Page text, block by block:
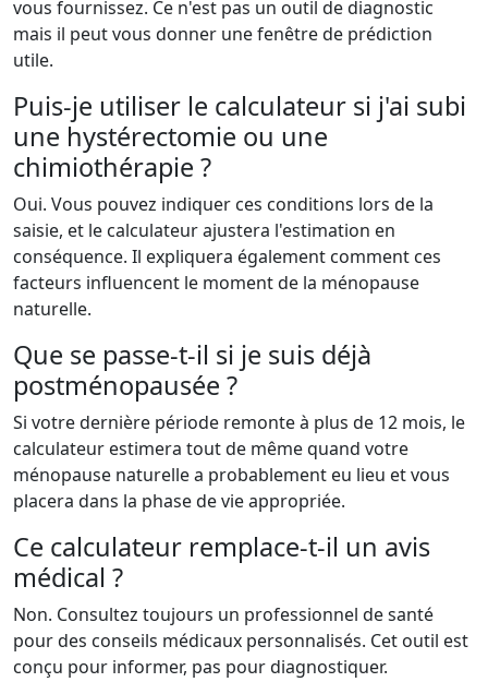
vous fournissez. Ce n'est pas un outil de diagnostic
mais il peut vous donner une fenêtre de prédiction
utile.
Puis-je utiliser le calculateur si j'ai subi
une hystérectomie ou une
chimiothérapie ?
Oui. Vous pouvez indiquer ces conditions lors de la
saisie, et le calculateur ajustera l'estimation en
conséquence. Il expliquera également comment ces
facteurs influencent le moment de la ménopause
naturelle.
Que se passe-t-il si je suis déjà
postménopausée ?
Si votre dernière période remonte à plus de 12 mois, le
calculateur estimera tout de même quand votre
ménopause naturelle a probablement eu lieu et vous
placera dans la phase de vie appropriée.
Ce calculateur remplace-t-il un avis
médical ?
Non. Consultez toujours un professionnel de santé
pour des conseils médicaux personnalisés. Cet outil est
conçu pour informer, pas pour diagnostiquer.